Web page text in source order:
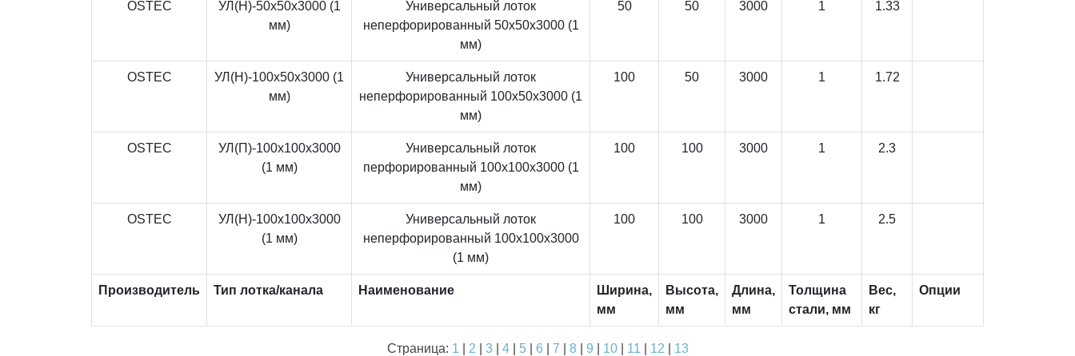
OSTEC
УЛ(Н)-50x50x3000 (1
мм)
Универсальный лоток
неперфорированный 50x50x3000 (1
мм)
50 50 3000 1 1.33
OSTEC
УЛ(Н)-100x50x3000 (1
мм)
Универсальный лоток
неперфорированный 100x50x3000 (1
мм)
100 50 3000 1 1.72
OSTEC
УЛ(П)-100x100x3000
(1 мм)
Универсальный лоток
перфорированный 100x100x3000 (1
мм)
100 100 3000 1 2.3
OSTEC
УЛ(Н)-100x100x3000
(1 мм)
Универсальный лоток
неперфорированный 100x100x3000
(1 мм)
100 100 3000 1 2.5
Производитель Тип лотка/канала Наименование
Ширина,
мм
Высота,
мм
Длина,
мм
Толщина
стали, мм
Вес,
кг
Опции
Страница: 1 2 3| 4| 5| 6 7 8| 9 10| 11 12 13